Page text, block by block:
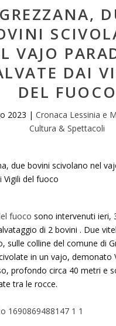
GREZZANA,
VAJO
DAI
DEL FUOCO
2023 |Cronaca Lessinia e
Cultura & Spettacoli
fuoco sono intervenuti ieri,
di 2 bovini . Due
sulle colline del comune di
in un vajo, demonato
profondo circa 40 metri e
tra le rocce.